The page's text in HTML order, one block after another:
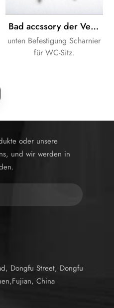
Bad accssory der Verstellbare Edelstahl-Scharnier für WC-Sitz-Abdeckung
unten Befestigung Scharnier
für WC-Sitz.
oder unsere
und wir werden in
Dongfu Street, Dongfu
China